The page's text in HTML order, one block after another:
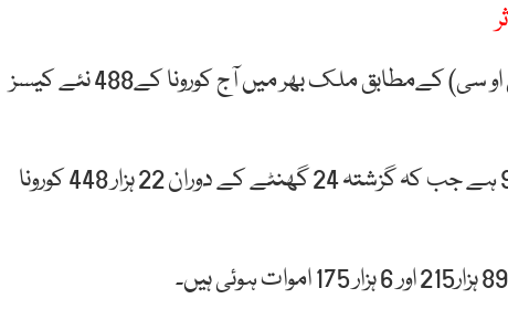
خیال رہے کہ نیشنل کمانڈ اینڈ آپریشن سینٹر(این سی او سی) کےمطابق ملک بھر میں آج کورونا کے488 نئے کیسز
ملک بھرمیں کورونا کے ایکٹو کیسز کی تعداد13ہزار953 ہے جب کہ گزشتہ 24 گھنٹے کے دوران 22 ہزار 448 کورونا